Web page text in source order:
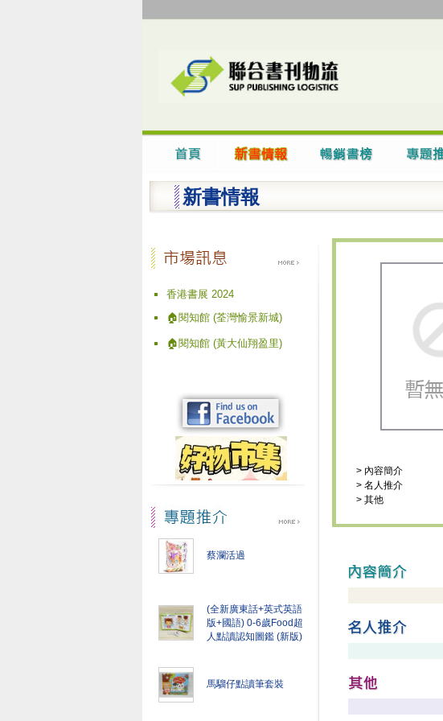
新書情報
香港書展 2024
🏠閱知館 (荃灣愉景新城)
🏠閱知館 (黃大仙翔盈里)
蔡瀾活過
(全新廣東話+英式英語
版+國語) 0-6歲Food超
人點讀認知圖鑑 (新版)
馬騮仔點讀筆套裝
> 內容簡介
> 名人推介
> 其他